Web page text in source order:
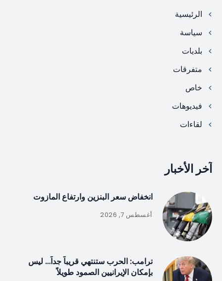
الرئيسية
سياسة
بلديات
متفرقات
خاص
فيديوهات
لقاءات
آخر الأخبار
انخفاض سعر البنزين وارتفاع المازوت
أغسطس 7, 2026
ترامب: الحرب ستنتهي قريباً جداً… ليس
بإمكان الإيرانيين الصمود طويلاً